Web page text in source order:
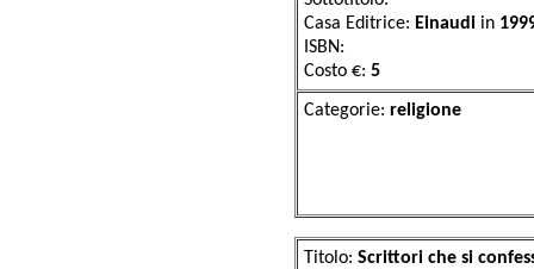
Casa Editrice: Einaudi in
ISBN:
Costo €: 5
Categorie:
Titolo: Scrittori che si